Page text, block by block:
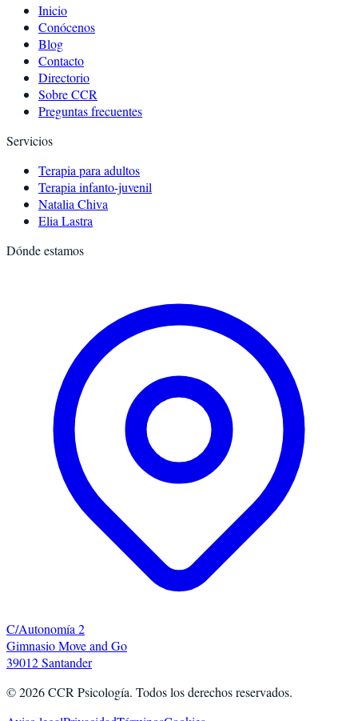
Inicio
Conócenos
Blog
Contacto
Directorio
Sobre CCR
Preguntas frecuentes
Servicios
Terapia para adultos
Terapia infanto-juvenil
Natalia Chiva
Elia Lastra
Dónde estamos
C/Autonomía 2
Gimnasio Move and Go
39012 Santander
©2026CCR Psicología. Todos los derechos reservados.